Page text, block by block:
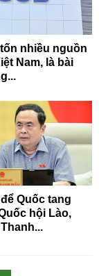
nhiều nguồn
Nam, là bài
Quốc tang
hội Lào,